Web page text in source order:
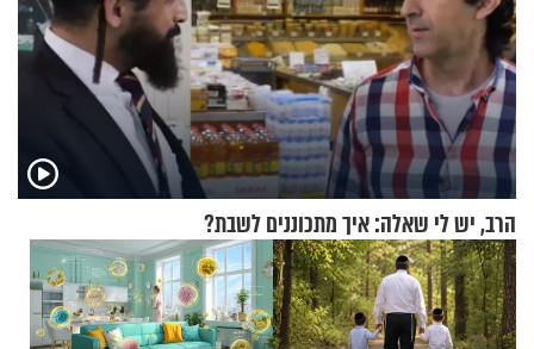
הרב, יש לי שאלה: איך מתכוננים לשבת?